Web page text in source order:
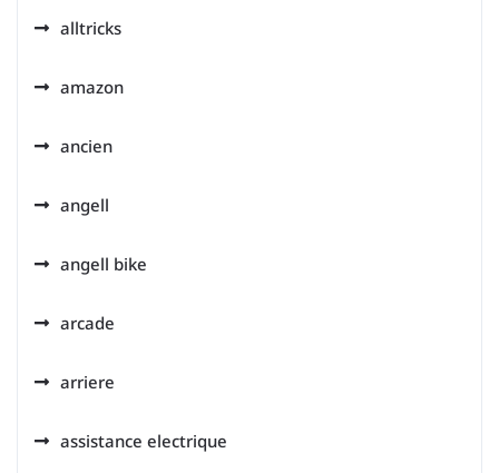
alltricks
amazon
ancien
angell
angell bike
arcade
arriere
assistance electrique